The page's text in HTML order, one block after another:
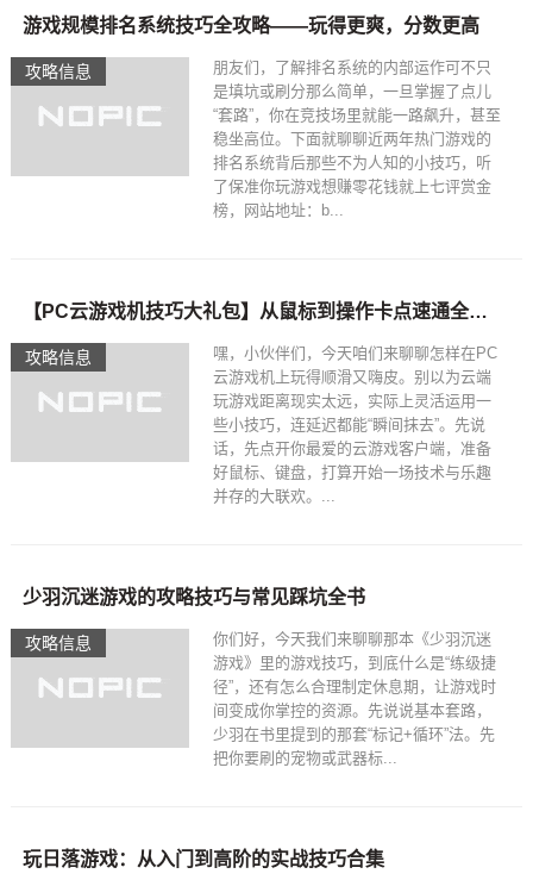
攻略信息
游戏规模排名系统技巧全攻略——玩得更爽，分数更高
朋友们，了解排名系统的内部运作可不只
是填坑或刷分那么简单，一旦掌握了点儿
“套路”，你在竞技场里就能一路飙升，甚至
稳坐高位。下面就聊聊近两年热门游戏的
排名系统背后那些不为人知的小技巧，听
了保准你玩游戏想赚零花钱就上七评赏金
榜，网站地址：b...
攻略信息
【PC云游戏机技巧大礼包】从鼠标到操作卡点速通全攻略
嘿，小伙伴们，今天咱们来聊聊怎样在PC
云游戏机上玩得顺滑又嗨皮。别以为云端
玩游戏距离现实太远，实际上灵活运用一
些小技巧，连延迟都能“瞬间抹去”。先说
话，先点开你最爱的云游戏客户端，准备
好鼠标、键盘，打算开始一场技术与乐趣
并存的大联欢。...
攻略信息
少羽沉迷游戏的攻略技巧与常见踩坑全书
你们好，今天我们来聊聊那本《少羽沉迷
游戏》里的游戏技巧，到底什么是“练级捷
径”，还有怎么合理制定休息期，让游戏时
间变成你掌控的资源。先说说基本套路，
少羽在书里提到的那套“标记+循环”法。先
把你要刷的宠物或武器标...
玩日落游戏：从入门到高阶的实战技巧合集